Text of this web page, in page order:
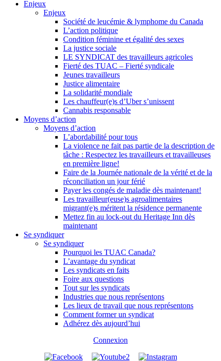
Enjeux
Enjeux
Société de leucémie & lymphome du Canada
L’action politique
Condition féminine et égalité des sexes
La justice sociale
LE SYNDICAT des travailleurs agricoles
Fierté des TUAC – Fierté syndicale
Jeunes travailleurs
Justice alimentaire
La solidarité mondiale
Les chauffeur(e)s d’Uber s’unissent
Cannabis responsable
Moyens d’action
Moyens d’action
L’abordabilité pour tous
La violence ne fait pas partie de la description de
tâche : Respectez les travailleurs et travailleuses
en première ligne!
Faire de la Journée nationale de la vérité et de la
réconciliation un jour férié
Payer les congés de maladie dès maintenant!
Les travailleur(euse)s agroalimentaires
migrant(e)s méritent la résidence permanente
Mettez fin au lock-out du Heritage Inn dès
maintenant
Se syndiquer
Se syndiquer
Pourquoi les TUAC Canada?
L’avantage du syndicat
Les syndicats en faits
Foire aux questions
Tout sur les syndicats
Industries que nous représentons
Les lieux de travail que nous représentons
Comment former un syndicat
Adhérez dès aujourd’hui
Connexion